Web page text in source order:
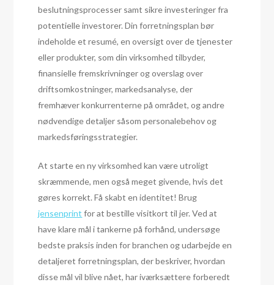
beslutningsprocesser samt sikre investeringer fra
potentielle investorer. Din forretningsplan bør
indeholde et resumé, en oversigt over de tjenester
eller produkter, som din virksomhed tilbyder,
finansielle fremskrivninger og overslag over
driftsomkostninger, markedsanalyse, der
fremhæver konkurrenterne på området, og andre
nødvendige detaljer såsom personalebehov og
markedsføringsstrategier.
At starte en ny virksomhed kan være utroligt
skræmmende, men også meget givende, hvis det
gøres korrekt. Få skabt en identitet! Brug
jensenprint for at bestille visitkort til jer. Ved at
have klare mål i tankerne på forhånd, undersøge
bedste praksis inden for branchen og udarbejde en
detaljeret forretningsplan, der beskriver, hvordan
disse mål vil blive nået, har iværksættere forberedt